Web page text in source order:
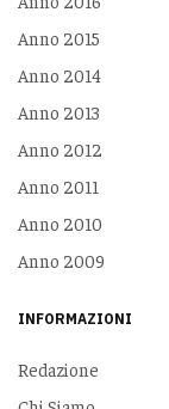
Anno 2015
Anno 2014
Anno 2013
Anno 2012
Anno 2011
Anno 2010
Anno 2009
INFORMAZIONI
Redazione